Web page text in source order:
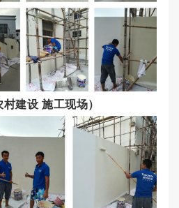
村建设 施工现场）